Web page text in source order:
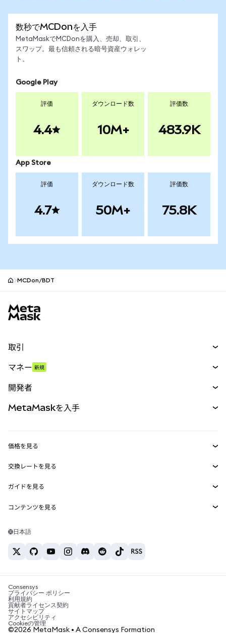
数秒でMCDonを入手
MetaMaskでMCDonを購入、売却、取引、
スワップ。最も信頼される暗号資産ウォレッ
ト。
Google Play
評価
4.4
ダウンロード数
10M+
評価数
483.9K
App Store
評価
4.7
ダウンロード数
50M+
評価数
75.8K
MCDon/BDT
取引
パーペチュアル
RWA
マネー 新規
開発者
MetaMask Connect
Snaps
Web3サービス
MetaMaskを入手
セキュリティ
サポート
キャリア
お問い合わせ
価格を見る
イーサリアムの価格
Solanaの価格
Tetherの価格
交換レートを見る
ETH→USD
USDT→INR
BTC→INR
ETH→USDT
ガイドを見る
ETHの購入
USDTの購入
SHIBの購入
BNBの購入
コンテンツを見る
Solanaウォレット
税制関連ニュース
暗号資産の購入方法は？
ビットコインを売るには？
日本語
Consensys
プライバシー ポリシー
利用規約
貢献者ライセンス契約
サイトマップ
アクセシビリティ
Cookieの管理
©2026 MetaMask • A Consensys Formation